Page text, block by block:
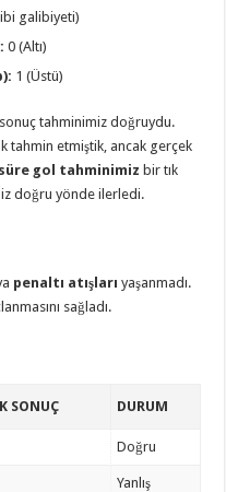
galibiyeti)
0 (Altı)
1 (Üstü)
tahminimiz doğruydu.
tahmin etmiştik, ancak gerçek
gol tahminimiz bir tık
doğru yönde ilerledi.
penaltı atışları yaşanmadı.
sağladı.
SONUÇ DURUM
Doğru
Yanlış